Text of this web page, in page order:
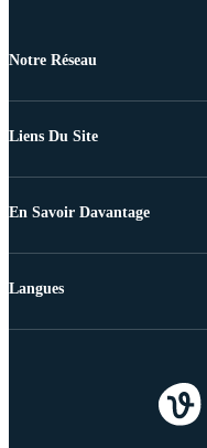
Notre Réseau
Liens Du Site
En Savoir Davantage
Langues